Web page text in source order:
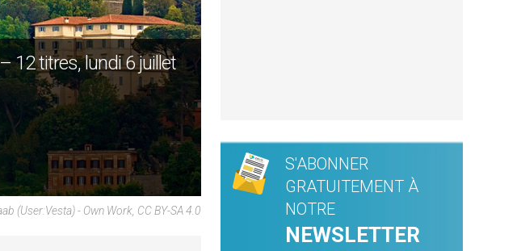
12 titres, lundi 6 juillet
(User:Vesta) - Own Work, CC BY-SA 4.0
S'ABONNER
GRATUITEMENT À
NOTRE
NEWSLETTER